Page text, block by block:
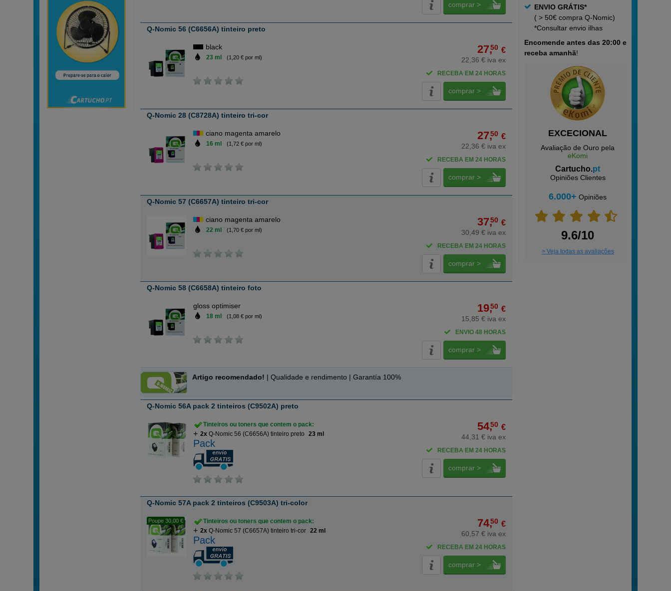
ENVIO GRÁTIS*
( > 50€ compra Q-Nomic)
*Consultarenvio ilhas
Encomende antes das 20:00 e
receba amanhã!
EXCECIONAL
Avaliação de Ouro pela
eKomi
Cartucho.pt
Opiniões Clientes
6.000+ Opiniões
9.6/10
> Veja todas as avaliações
comprar >
Q-Nomic 56 (C6656A) tinteiro preto
black
23 ml (1,20 € por ml)
27,50 €
22,36 € iva ex
RECEBA EM 24 HORAS
comprar >
Q-Nomic 28 (C8728A) tinteiro tri-cor
ciano magenta amarelo
16 ml (1,72 € por ml)
27,50 €
22,36 € iva ex
RECEBA EM 24 HORAS
comprar >
Q-Nomic 57 (C6657A) tinteiro tri-cor
ciano magenta amarelo
22 ml (1,70 € por ml)
37,50 €
30,49 € iva ex
RECEBA EM 24 HORAS
comprar >
Q-Nomic 58 (C6658A) tinteiro foto
gloss optimiser
18 ml (1,08 € por ml)
19,50 €
15,85 € iva ex
ENVIO 48 HORAS
comprar >
Artigo recomendado! | Qualidade e rendimento | Garantía 100%
Q-Nomic 56A pack 2 tinteiros (C9502A) preto
Tinteiros ou toners que contem o pack:
2xQ-Nomic 56 (C6656A) tinteiro preto 23 ml
Pack
54,50 €
44,31 € iva ex
RECEBA EM 24 HORAS
comprar >
Q-Nomic 57A pack 2 tinteiros (C9503A) tri-color
Poupe 30,00 €
Tinteiros ou toners que contem o pack:
2xQ-Nomic 57 (C6657A) tinteiro tri-cor 22 ml
Pack
74,50 €
60,57 € iva ex
RECEBA EM 24 HORAS
comprar >